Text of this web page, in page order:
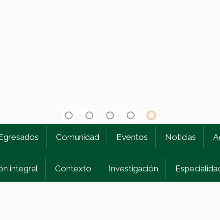
1 2 3 4 5
Comunidad Eventos Noticias
integral Contexto Investigación